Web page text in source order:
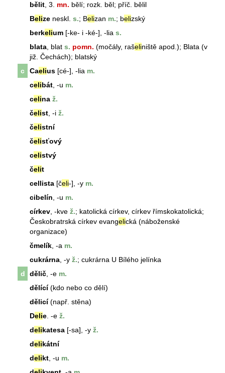
bělit , 3. mn. bělí; rozk. běl; příč. bělil
Belize neskl. s.; Belizan m.; belizský
berkelium [-ke- i -ké-], -lia s.
blata , blat s. pomn. (močály, rašeliniště apod.); Blata (v
již. Čechách); blatský
c
Caelius [cé-], -lia m.
celibát , -u m.
celina ž.
čelist , -i ž.
čelistní
čelisťový
celistvý
čelit
cellista [čeli-], -y m.
cibelín , -u m.
církev , -kve ž.; katolická církev, církev římskokatolická;
Českobratrská církev evangelická (náboženské
organizace)
čmelík , -a m.
cukrárna , -y ž.; cukrárna U Bílého jelínka
d
dělič , -e m.
dělící(kdo nebo co dělí)
dělicí(např. stěna)
Delie . -e ž.
delikatesa [-sa], -y ž.
delikátní
delikt , -u m.